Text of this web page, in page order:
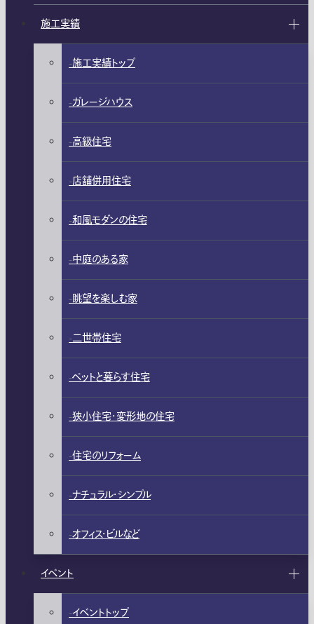
施工実績
施工実績トップ
ガレージハウス
高級住宅
店舗併用住宅
和風モダンの住宅
中庭のある家
眺望を楽しむ家
二世帯住宅
ペットと暮らす住宅
狭小住宅・変形地の住宅
住宅のリフォーム
ナチュラル・シンプル
オフィス・ビルなど
イベント
イベントトップ